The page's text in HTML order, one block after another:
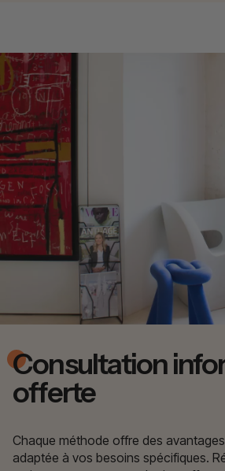
Consultation
offerte
Chaque méthode offre des
adaptée à vos besoins spécifiques.